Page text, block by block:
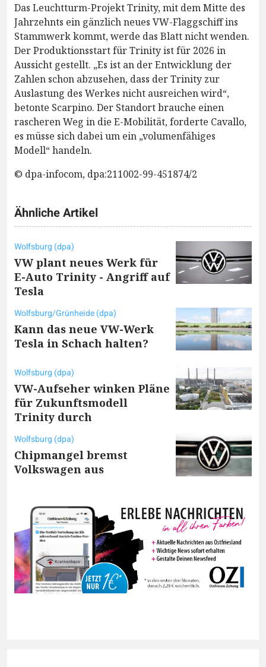
Das Leuchtturm-Projekt Trinity, mit dem Mitte des
Jahrzehnts ein gänzlich neues VW-Flaggschiff ins
Stammwerk kommt, werde das Blatt nicht wenden.
Der Produktionsstart für Trinity ist für 2026 in
Aussicht gestellt. „Es ist an der Entwicklung der
Zahlen schon abzusehen, dass der Trinity zur
Auslastung des Werkes nicht ausreichen wird“,
betonte Scarpino. Der Standort brauche einen
rascheren Weg in die E-Mobilität, forderte Cavallo,
es müsse sich dabei um ein „volumenfähiges
Modell“ handeln.
© dpa-infocom, dpa:211002-99-451874/2
Ähnliche Artikel
Wolfsburg (dpa)
VW plant neues Werk für
E-Auto Trinity - Angriff auf
Tesla
Wolfsburg/Grünheide (dpa)
Kann das neue VW-Werk
Tesla in Schach halten?
Wolfsburg (dpa)
VW-Aufseher winken Pläne
für Zukunftsmodell
Trinity durch
Wolfsburg (dpa)
Chipmangel bremst
Volkswagen aus